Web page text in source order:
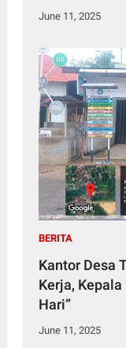
June 11, 2025
BERITA
Kantor Desa
Kerja,
Hari”
June 11, 2025